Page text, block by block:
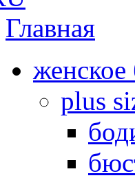
Главная
женское
plus